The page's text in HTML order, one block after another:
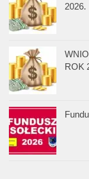
2026.
ROK